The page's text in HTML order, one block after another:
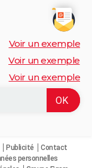
Voir un exemple
Voir un exemple
Voir un exemple
Publicité
Contact
personnelles